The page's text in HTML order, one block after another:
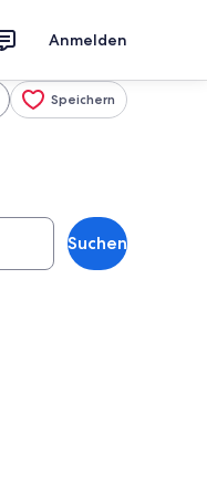
Anmelden
Speichern
Suchen